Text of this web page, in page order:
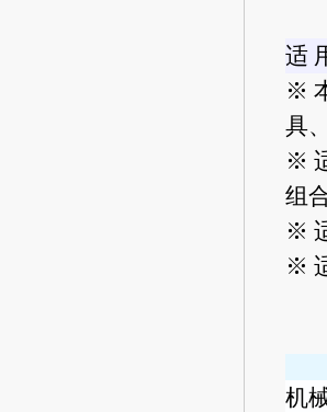
适
※
具
※
组
※
※
机